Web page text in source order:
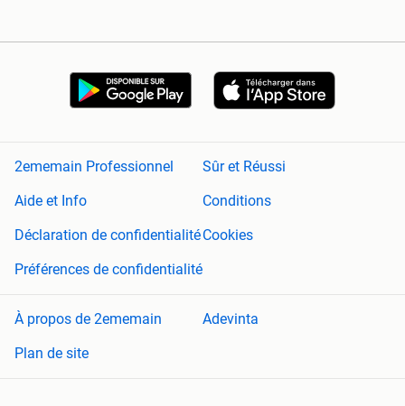
2ememain Professionnel
Sûr et Réussi
Aide et Info
Conditions
Déclaration de confidentialitéCookies
Préférences de confidentialité
À propos de 2ememain
Adevinta
Plan de site